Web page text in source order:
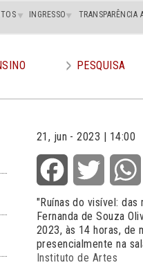
INGRESSO TRANSPARÊNCIA
PESQUISA
21, jun - 2023 | 14:00
Facebook Twitter
"Ruínas do visível:
Fernanda de Souza
2023, às 14 horas, de
presencialmente na
Instituto de Artes